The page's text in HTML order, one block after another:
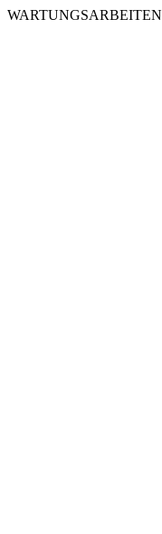
WARTUNGSARBEITEN